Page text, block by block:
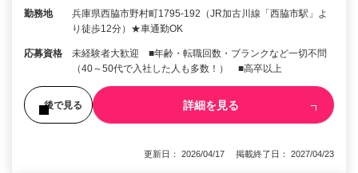
勤務地
兵庫県西脇市野村町1795-192（JR加古川線「西脇市駅」よ
り徒歩12分）★車通勤OK
応募資格
未経験者大歓迎 ■年齢・転職回数・ブランクなど一切不問
（40～50代で入社した人も多数！） ■高卒以上
後で見る 詳細を見る
更新日： 2026/04/17 掲載終了日： 2027/04/23